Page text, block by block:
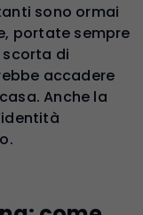
sono ormai
portate sempre
di
accadere
Anche la